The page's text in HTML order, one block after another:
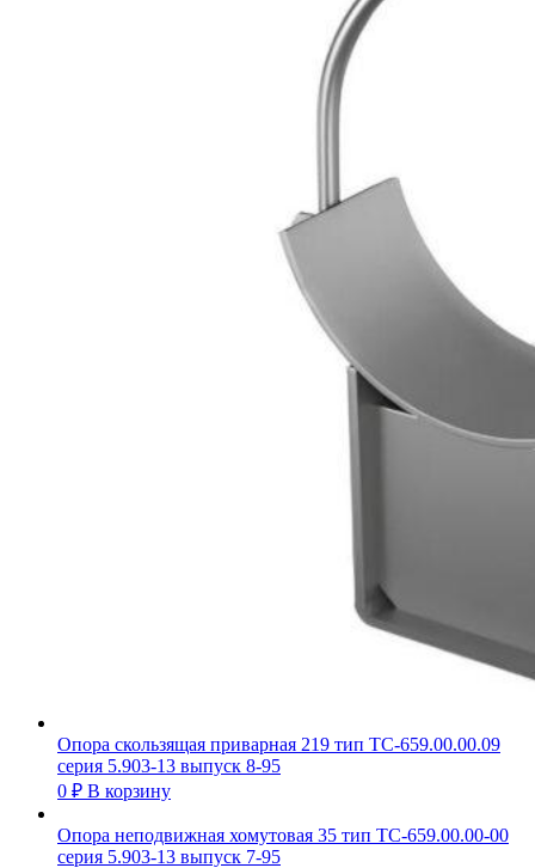
Опора скользящая приварная 219 тип ТС-659.00.00.09
серия 5.903-13 выпуск 8-95
0 ₽ В корзину
Опора неподвижная хомутовая 35 тип ТС-659.00.00-00
серия 5.903-13 выпуск 7-95